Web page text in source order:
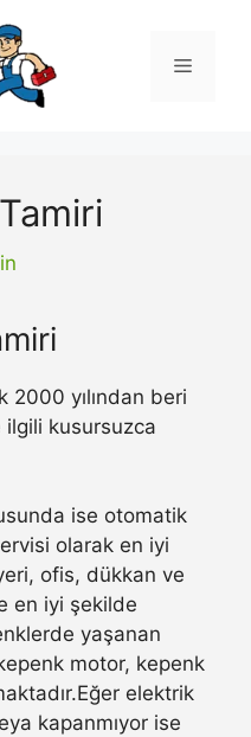
Menü
2000 yılından beri
ilgili kusursuzca
ise otomatik
olarak en iyi
ofis, dükkan ve
en iyi şekilde
yaşanan
motor, kepenk
elektrik
kapanmıyor ise